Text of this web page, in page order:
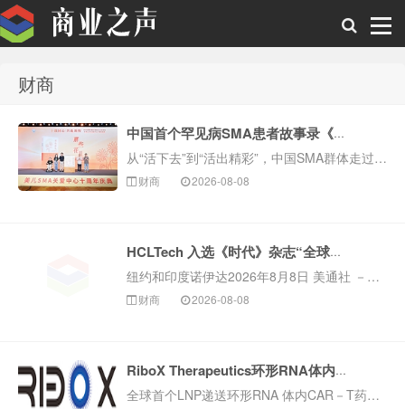
财商
中国首个罕见病SMA患者故事录《那些花儿》在京正式发布
从“活下去”到“活出精彩”，中国SMA群体走过非凡十年
今日，一场以“十载同心•共赴新程”为主题的发布会在温暖与感动中举行中国首个罕见病脊髓性肌萎缩症（SMA）社群故事录《那些花儿》正式发布...
财商 2026-08-08
HCLTech 入选《时代》杂志“全球最具可持续发展能力的企业”榜单
纽约和印度诺伊达2026年8月8日 美通社 －－ 全球领先的科技公司 HCLTech 《https：www.hcltech.com》
（印度国家证券交易所代码：HCLTECH；孟买证券交易所代码：HCLTECH）入选《时代》杂志“...
财商 2026-08-08
RiboX Therapeutics环形RNA体内CAR－T疗法RXIM002获FDA临床试验许可
全球首个LNP递送环形RNA 体内CAR－T药物正式迈入临床，开启体内原位生成CAR－T新纪元